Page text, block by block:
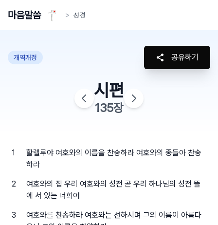
마음말씀 > 성경
개역개정 공유하기
시편
135장
1
할렐루야 여호와의 이름을 찬송하라 여호와의 종들아 찬송
하라
2
여호와의 집 우리 여호와의 성전 곧 우리 하나님의 성전 뜰
에 서 있는 너희여
3
여호와를 찬송하라 여호와는 선하시며 그의 이름이 아름다